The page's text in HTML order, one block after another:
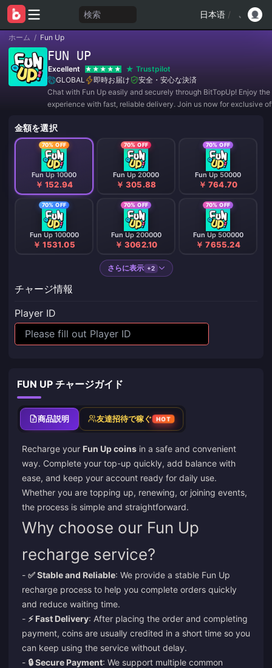
検索 日本语 /
ホーム / Fun Up
FUN UP
Excellent
Trustpilot
GLOBAL
即時お届け
安全・安心な決済
Chat with Fun Up easily and securely through BitTopUp! Enjoy the
experience with fast, reliable delivery. Join us now for exclusive
金額を選択
70% OFF
Fun Up 10000
￥ 152.94
70% OFF
Fun Up 20000
￥ 305.88
70% OFF
Fun Up 50000
￥ 764.70
70% OFF
Fun Up 100000
￥ 1531.05
70% OFF
Fun Up 200000
￥ 3062.10
70% OFF
Fun Up 500000
￥ 7655.24
さらに表示 +2
チャージ情報
Player ID
FUN UP チャージガイド
商品説明 友達招待で稼ぐ HOT
Recharge your Fun Up coins in a safe and convenient
way. Complete your top-up quickly, add balance with
ease, and keep your account ready for daily use.
Whether you are topping up, renewing, or joining events,
the process is simple and straightforward.
Why choose our Fun Up
recharge service?
- ✅ Stable and Reliable: We provide a stable Fun Up
recharge process to help you complete orders quickly
and reduce waiting time.
- ⚡ Fast Delivery: After placing the order and completing
payment, coins are usually credited in a short time so you
can keep using the service without delay.
- 🔒 Secure Payment: We support multiple common